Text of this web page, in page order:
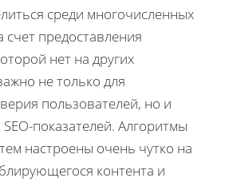
среди многочисленных
счет предоставления
нет на других
не только для
пользователей, но и
показателей. Алгоритмы
настроены очень чутко на
контента и